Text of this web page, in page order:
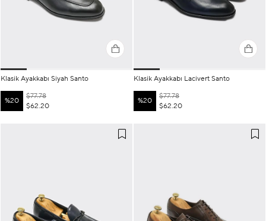
Klasik Ayakkabı Siyah Santo
%20
$62.20
$77.78
Klasik Ayakkabı Lacivert Santo
%20
$62.20
$77.78